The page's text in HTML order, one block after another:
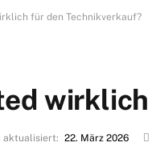
für den Technikverkauf?
aktualisiert: 22. März 2026